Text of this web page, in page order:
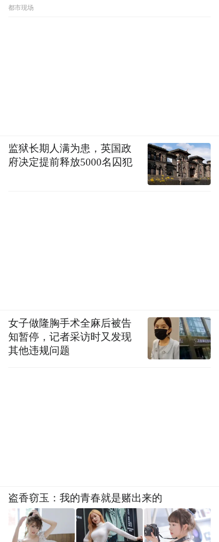
都市现场
监狱长期人满为患，英国政
府决定提前释放5000名囚犯
女子做隆胸手术全麻后被告
知暂停，记者采访时又发现
其他违规问题
盗香窃玉：我的青春就是赌出来的